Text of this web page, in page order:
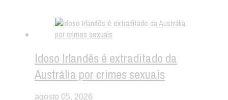
Idoso Irlandês é extraditado da
Austrália por crimes sexuais
agosto 05, 2026